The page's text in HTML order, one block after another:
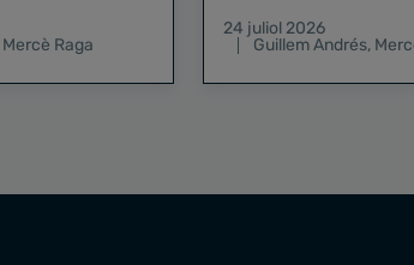
Mercè Raga
24 juliol 2026
Guillem Andrés,